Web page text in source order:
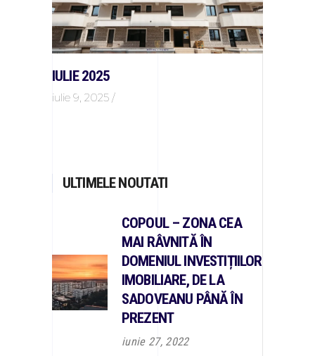
IULIE 2025
iulie 9, 2025
ULTIMELE NOUTATI
COPOUL – ZONA CEA
MAI RÂVNITĂ ÎN
DOMENIUL INVESTIȚIILOR
IMOBILIARE, DE LA
SADOVEANU PÂNĂ ÎN
PREZENT
iunie 27, 2022